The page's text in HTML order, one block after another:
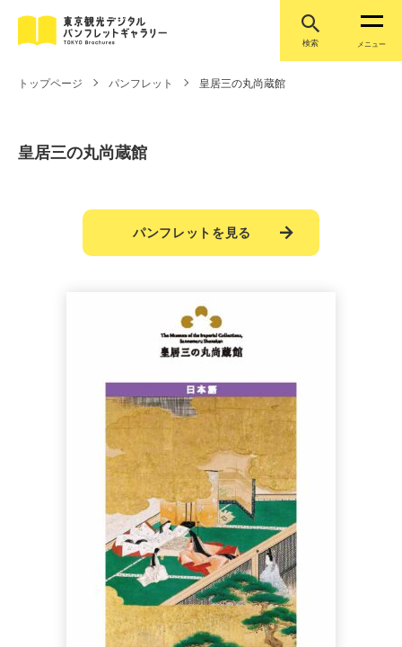
検索 メニュー
トップページ パンフレット 皇居三の丸尚蔵館
皇居三の丸尚蔵館
パンフレットを見る